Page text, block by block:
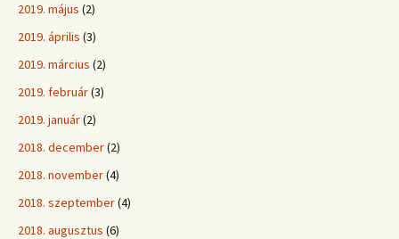
2019. május (2)
2019. április (3)
2019. március (2)
2019. február(3)
2019. január(2)
2018. december(2)
2018. november(4)
2018. szeptember(4)
2018. augusztus (6)